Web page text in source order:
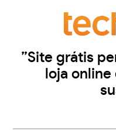
”Site grátis
loja